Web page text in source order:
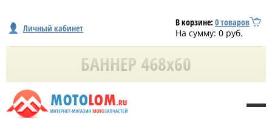
Личный кабинет В корзине: 0товаров
На сумму: 0 руб.